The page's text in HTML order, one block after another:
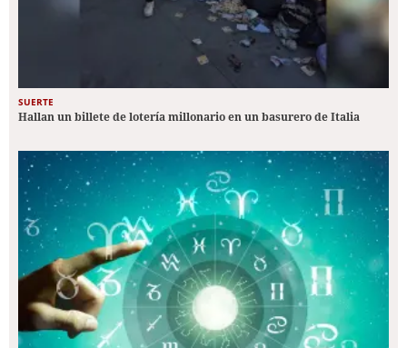
SUERTE
Hallan un billete de lotería millonario en un basurero de Italia